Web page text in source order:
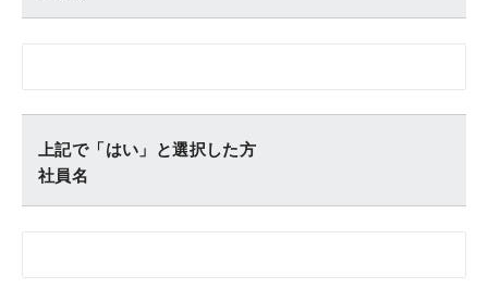
上記で「はい」と選択した方
社員名